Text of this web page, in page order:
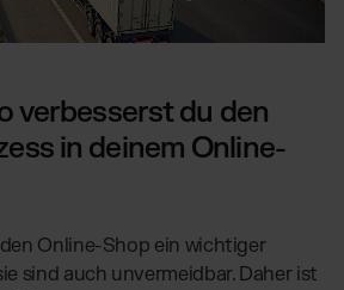
verbesserst du den
in deinem Online-
Online-Shop ein wichtiger
sind auch unvermeidbar. Daher ist